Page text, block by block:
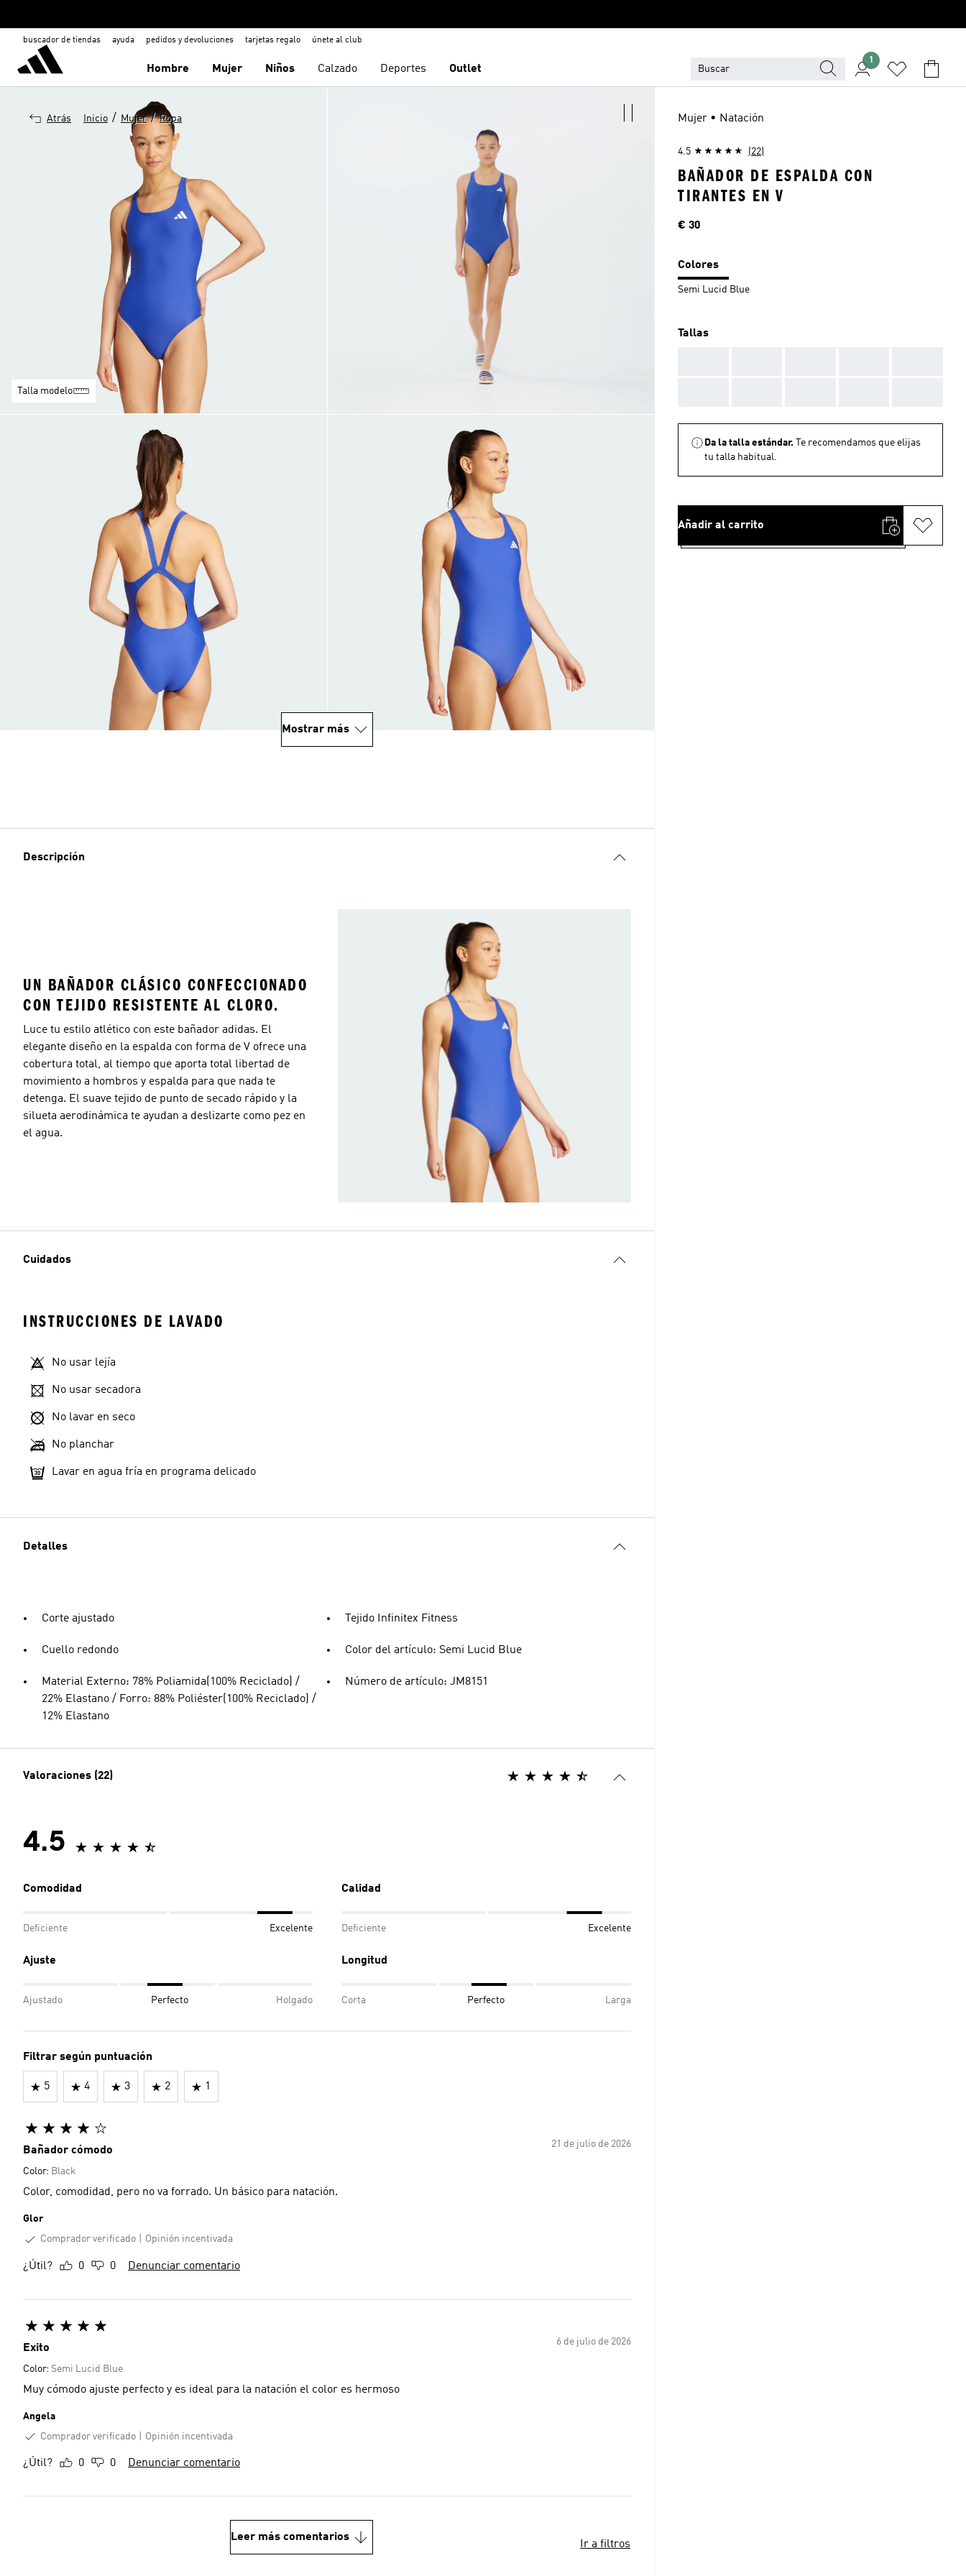
buscador de tiendas ayuda pedidos y devoluciones tarjetas regalo únete al club
Hombre Mujer Niños Calzado Deportes Outlet
1
Atrás Inicio / Mujer / Ropa
Talla modelo
Mostrar más
Descripción
UN BAÑADOR CLÁSICO CONFECCIONADO
CON TEJIDO RESISTENTE AL CLORO.
Luce tu estilo atlético con este bañador adidas. El
elegante diseño en la espalda con forma de V ofrece una
cobertura total, al tiempo que aporta total libertad de
movimiento a hombros y espalda para que nada te
detenga. El suave tejido de punto de secado rápido y la
silueta aerodinámica te ayudan a deslizarte como pez en
el agua.
Cuidados
INSTRUCCIONES DE LAVADO
No usar lejía
No usar secadora
No lavar en seco
No planchar
Lavar en agua fría en programa delicado
Detalles
Corte ajustado
Cuello redondo
Material Externo: 78% Poliamida(100% Reciclado) /
22% Elastano / Forro: 88% Poliéster(100% Reciclado) /
12% Elastano
Tejido Infinitex Fitness
Color del artículo: Semi Lucid Blue
Número de artículo: JM8151
Valoraciones (22)
4.5
Comodidad
Deficiente Excelente
Calidad
Deficiente Excelente
Ajuste
Ajustado Perfecto Holgado
Longitud
Corta Perfecto Larga
Filtrar según puntuación
5 4 3 2 1
21 de julio de 2026
Bañador cómodo
Color: Black
Color, comodidad, pero no va forrado. Un básico para natación.
Glor
Comprador verificado
Opinión incentivada
¿Útil? 0 0 Denunciar comentario
6 de julio de 2026
Exito
Color: Semi Lucid Blue
Muy cómodo ajuste perfecto y es ideal para la natación el color es hermoso
Angela
Comprador verificado
Opinión incentivada
¿Útil? 0 0 Denunciar comentario
Leer más comentarios
Ir a filtros
Mujer • Natación
4.5 (22)
BAÑADOR DE ESPALDA CON
TIRANTES EN V
Precio
€ 30
Colores
Semi Lucid Blue
Tallas
Da la talla estándar.
Te recomendamos que elijas
tu talla habitual.
Añadir al carrito